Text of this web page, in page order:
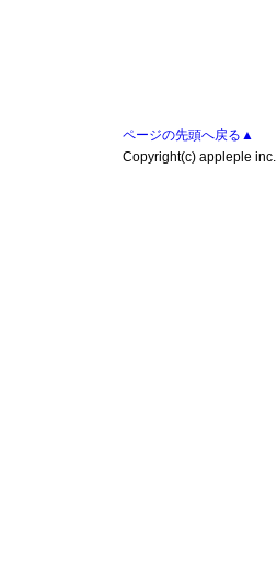
ページの先頭へ戻る▲
Copyright(c) appleple inc.